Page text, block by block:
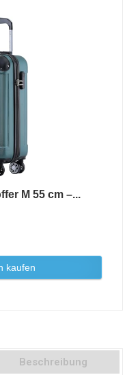
M 55 cm –...
kaufen
Beschreibung